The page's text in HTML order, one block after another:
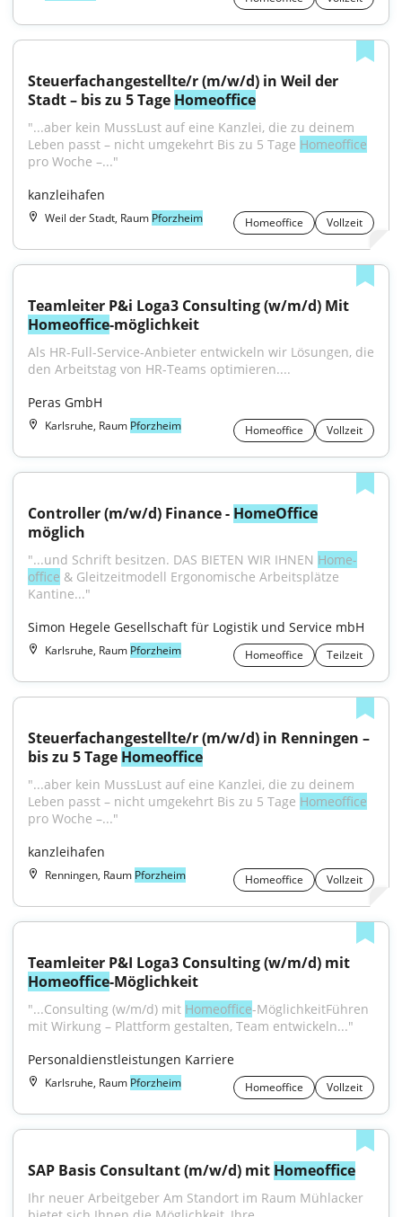
Steuerfachangestellte/r (m/w/d) in Weil der
Stadt – bis zu 5 Tage Homeoffice
"...aber kein MussLust auf eine Kanzlei, die zu deinem
Leben passt – nicht umgekehrt Bis zu 5 Tage Homeoffice
pro Woche –..."
kanzleihafen
Weil der Stadt, Raum Pforzheim Homeoffice Vollzeit
Homeoffice-möglichkeit
Als HR-Full-Service-Anbieter entwickeln wir Lösungen, die
den Arbeitstag von HR-Teams optimieren....
Peras GmbH
Karlsruhe, Raum Pforzheim Homeoffice Vollzeit
Controller (m/w/d) Finance - HomeOffice
möglich
"...und Schrift besitzen. DAS BIETEN WIR IHNEN Home­
office & Gleitzeitmodell Ergonomische Arbeits­plätze
Kantine..."
Simon Hegele Gesellschaft für Logistik und Service mbH
Karlsruhe, Raum Pforzheim Homeoffice Teilzeit
Steuerfachangestellte/r (m/w/d) in Renningen –
bis zu 5 Tage Homeoffice
"...aber kein MussLust auf eine Kanzlei, die zu deinem
Leben passt – nicht umgekehrt Bis zu 5 Tage Homeoffice
pro Woche –..."
kanzleihafen
Renningen, Raum Pforzheim Homeoffice Vollzeit
Homeoffice-Möglichkeit
"...Consulting (w/m/d) mit Homeoffice-MöglichkeitFühren
mit Wirkung – Plattform gestalten, Team entwickeln..."
Personaldienstleistungen Karriere
Karlsruhe, Raum Pforzheim Homeoffice Vollzeit
SAP Basis Consultant (m/w/d) mit Homeoffice
Ihr neuer Arbeitgeber Am Standort im Raum Mühlacker